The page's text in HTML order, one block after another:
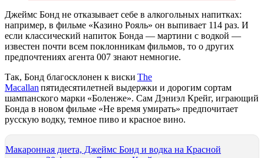
Джеймс Бонд не отказывает себе в алкогольных напитках:
например, в фильме «Казино Рояль» он выпивает 114 раз. И
если классический напиток Бонда — мартини с водкой —
известен почти всем поклонникам фильмов, то о других
предпочтениях агента 007 знают немногие.
Так, Бонд благосклонен к виски The
Macallan пятидесятилетней выдержки и дорогим сортам
шампанского марки «Боленже». Сам Дэниэл Крейг, играющий
Бонда в новом фильме «Не время умирать» предпочитает
русскую водку, темное пиво и красное вино.
Макаронная диета, Джеймс Бонд и водка на Красной